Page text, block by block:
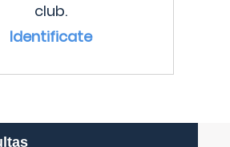
club.
Identificate